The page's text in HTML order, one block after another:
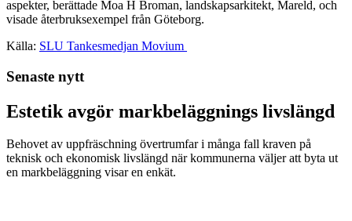
aspekter, berättade Moa H Broman, landskapsarkitekt, Mareld, och
visade återbruksexempel från Göteborg.
Källa: SLU Tankesmedjan Movium
Senaste nytt
Estetik avgör markbeläggnings livslängd
Behovet av uppfräschning övertrumfar i många fall kraven på
teknisk och ekonomisk livslängd när kommunerna väljer att byta ut
en markbeläggning visar en enkät.